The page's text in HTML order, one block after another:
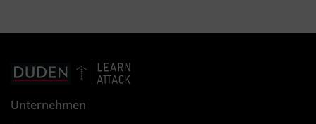
Unternehmen